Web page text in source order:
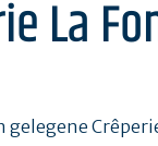
La
gelegene